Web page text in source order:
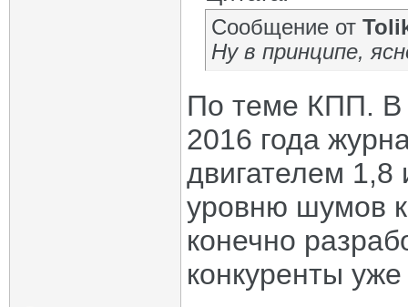
Сообщение от
Ну в принципе,
По теме КПП. В
2016 года
двигателем 1,8
уровню шумов
конечно
конкуренты